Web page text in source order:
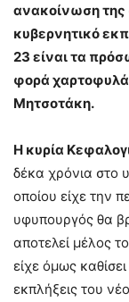
ανακοίνωση της
κυβερνητικό
23 είναι τα
φορά
Μητσοτάκη.
Η κυρία
δέκα χρόνια στο
οποίου είχε την
υφυπουργός θα
αποτελεί μέλος
είχε όμως
εκπλήξεις του